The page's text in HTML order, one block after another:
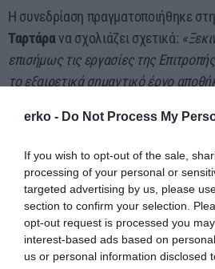
erko - Do Not Process My
If you wish to opt-out of the sale,
processing of your personal or
targeted advertising by us, please
section to confirm your selection.
opt-out request is processed you
interest-based ads based on
us or personal information disclosed
Η συνεδρίαση πραγματοποιήθηκε
Ταρτάρανα σχολιάζει σχετικά:
επισήμως τις εργασίες της
το εξαιρετικά σημαντικό έργο
άνθρακα στην περιοχή του Πρίνου.
θερμά τους διακεκριμένους
διαθέσουν αμισθί το χρόνο τους,
στρατηγική εθνική προσπάθεια και
της διαδικασίας. Ο ρόλος της
ανεξάρτητες, μη δεσμευτικές
να παρακολουθεί την υλοποίηση